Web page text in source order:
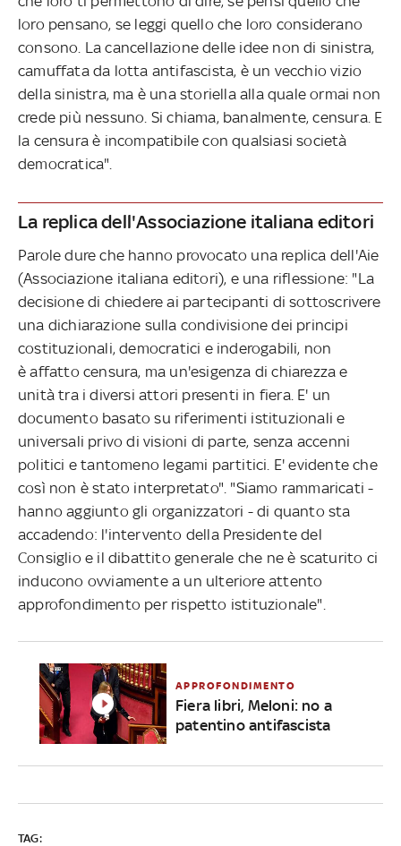
loro pensano, se leggi quello che loro considerano
consono. La cancellazione delle idee non di sinistra,
camuffata da lotta antifascista, è un vecchio vizio
della sinistra, ma è una storiella alla quale ormai non
crede più nessuno. Si chiama, banalmente, censura. E
la censura è incompatibile con qualsiasi società
democratica".
La replica dell'Associazione italiana editori
Parole dure che hanno provocato una replica dell'Aie
(Associazione italiana editori), e una riflessione: "La
decisione di chiedere ai partecipanti di sottoscrivere
una dichiarazione sulla condivisione dei principi
costituzionali, democratici e inderogabili, non
è affatto censura, ma un'esigenza di chiarezza e
unità tra i diversi attori presenti in fiera. E' un
documento basato su riferimenti istituzionali e
universali privo di visioni di parte, senza accenni
politici e tantomeno legami partitici. E' evidente che
così non è stato interpretato". "Siamo rammaricati -
hanno aggiunto gli organizzatori - di quanto sta
accadendo: l'intervento della Presidente del
Consiglio e il dibattito generale che ne è scaturito ci
inducono ovviamente a un ulteriore attento
approfondimento per rispetto istituzionale".
APPROFONDIMENTO
Fiera libri, Meloni: no a
patentino antifascista
TAG: